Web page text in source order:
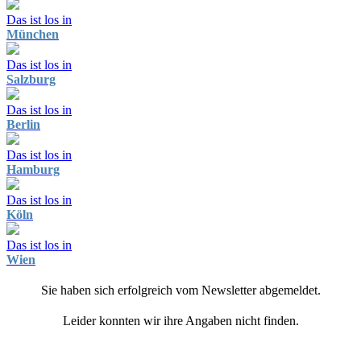
Das ist los in
München
Das ist los in
Salzburg
Das ist los in
Berlin
Das ist los in
Hamburg
Das ist los in
Köln
Das ist los in
Wien
Sie haben sich erfolgreich vom Newsletter abgemeldet.
Leider konnten wir ihre Angaben nicht finden.